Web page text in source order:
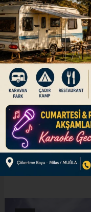
20.01.2025 -
Türkiye ile İsveç
Mekanizması
bakanların
Toplantıya
Bakanı Ali
Malmer
Gunnar Strömmer